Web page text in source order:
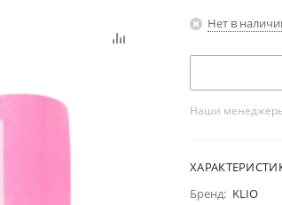
Нет в
Наши менеджеры
Бренд: KLIO